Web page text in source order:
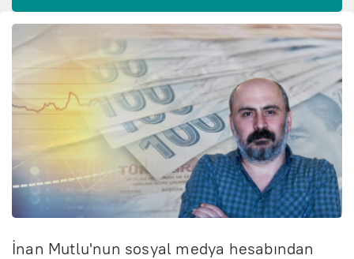
İnan Mutlu'nun sosyal medya hesabından